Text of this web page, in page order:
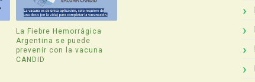
La Fiebre Hemorrágica
Argentina se puede
prevenir con la vacuna
CANDID